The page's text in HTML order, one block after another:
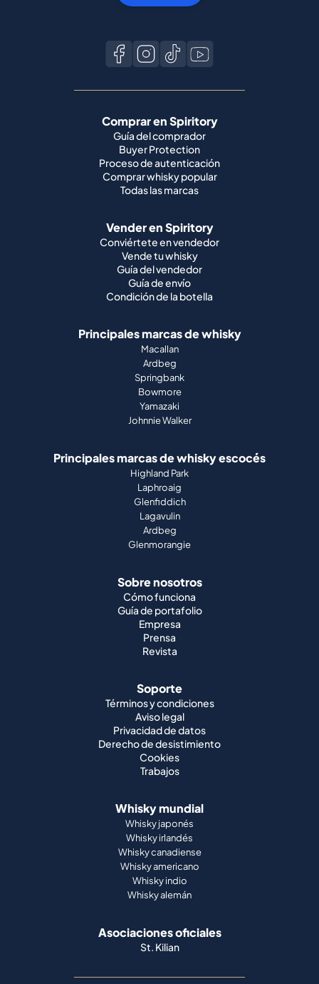
Comprar en Spiritory
Guía del comprador
Buyer Protection
Proceso de autenticación
Comprar whisky popular
Todas las marcas
Vender en Spiritory
Conviértete en vendedor
Vende tu whisky
Guía del vendedor
Guía de envío
Condición de la botella
Principales marcas de whisky
Macallan
Ardbeg
Springbank
Bowmore
Yamazaki
Johnnie Walker
Principales marcas de whisky escocés
Highland Park
Laphroaig
Glenfiddich
Lagavulin
Ardbeg
Glenmorangie
Sobre nosotros
Cómo funciona
Guía de portafolio
Empresa
Prensa
Revista
Soporte
Términos y condiciones
Aviso legal
Privacidad de datos
Derecho de desistimiento
Cookies
Trabajos
Whisky mundial
Whisky japonés
Whisky irlandés
Whisky canadiense
Whisky americano
Whisky indio
Whisky alemán
Asociaciones oficiales
St. Kilian